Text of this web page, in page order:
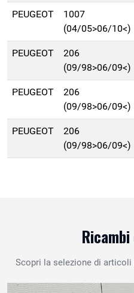
PEUGEOT
1007
(04/05>06/10<)
PEUGEOT
206
(09/98>06/09<)
PEUGEOT
206
(09/98>06/09<)
PEUGEOT
206
(09/98>06/09<)
Scopri la selezione di